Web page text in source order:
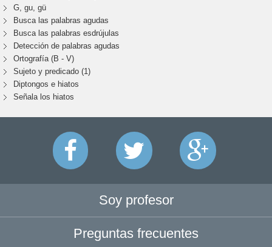
G, gu, gü
Busca las palabras agudas
Busca las palabras esdrújulas
Detección de palabras agudas
Ortografía (B - V)
Sujeto y predicado (1)
Diptongos e hiatos
Señala los hiatos
Soy profesor
Preguntas frecuentes